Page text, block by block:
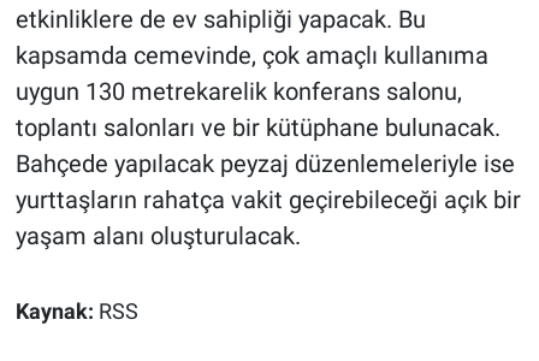
etkinliklere de ev sahipliği yapacak. Bu
kapsamda cemevinde, çok amaçlı kullanıma
uygun 130 metrekarelik konferans salonu,
toplantı salonları ve bir kütüphane bulunacak.
Bahçede yapılacak peyzaj düzenlemeleriyle ise
yurttaşların rahatça vakit geçirebileceği açık bir
yaşam alanı oluşturulacak.
Kaynak: RSS